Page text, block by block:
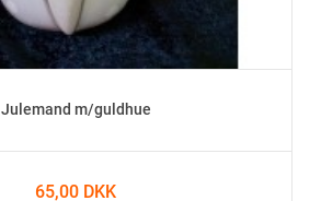
Julemand m/guldhue
65,00 DKK